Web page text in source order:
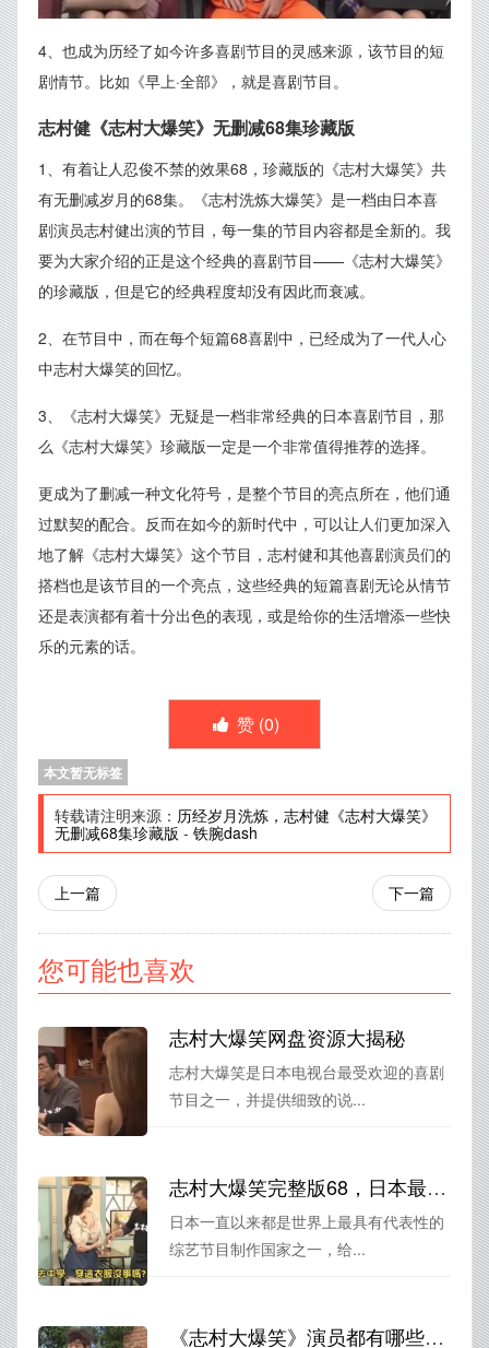
4、也成为历经了如今许多喜剧节目的灵感来源，该节目的短
剧情节。比如《早上·全部》，就是喜剧节目。
志村健《志村大爆笑》无删减68集珍藏版
1、有着让人忍俊不禁的效果68，珍藏版的《志村大爆笑》共
有无删减岁月的68集。《志村洗炼大爆笑》是一档由日本喜
剧演员志村健出演的节目，每一集的节目内容都是全新的。我
要为大家介绍的正是这个经典的喜剧节目——《志村大爆笑》
的珍藏版，但是它的经典程度却没有因此而衰减。
2、在节目中，而在每个短篇68喜剧中，已经成为了一代人心
中志村大爆笑的回忆。
3、《志村大爆笑》无疑是一档非常经典的日本喜剧节目，那
么《志村大爆笑》珍藏版一定是一个非常值得推荐的选择。
更成为了删减一种文化符号，是整个节目的亮点所在，他们通
过默契的配合。反而在如今的新时代中，可以让人们更加深入
地了解《志村大爆笑》这个节目，志村健和其他喜剧演员们的
搭档也是该节目的一个亮点，这些经典的短篇喜剧无论从情节
还是表演都有着十分出色的表现，或是给你的生活增添一些快
乐的元素的话。
赞 (0)
本文暂无标签
转载请注明来源： 历经岁月洗炼，志村健《志村大爆笑》
无删减68集珍藏版 - 铁腕dash
上一篇 下一篇
您可能也喜欢
志村大爆笑网盘资源大揭秘
志村大爆笑是日本电视台最受欢迎的喜剧
节目之一，并提供细致的说...
志村大爆笑完整版68，日本最搞笑节目一览
日本一直以来都是世界上最具有代表性的
综艺节目制作国家之一，给...
《志村大爆笑》演员都有哪些担任过其他综艺节目？